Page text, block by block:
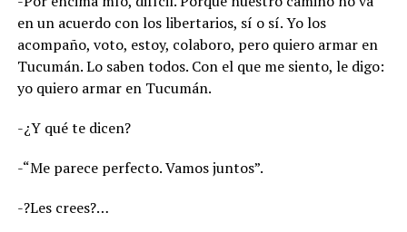
en un acuerdo con los libertarios, sí o sí. Yo los
acompaño, voto, estoy, colaboro, pero quiero armar en
Tucumán. Lo saben todos. Con el que me siento, le digo:
yo quiero armar en Tucumán.
-¿Y qué te dicen?
-“Me parece perfecto. Vamos juntos”.
-?Les crees?…